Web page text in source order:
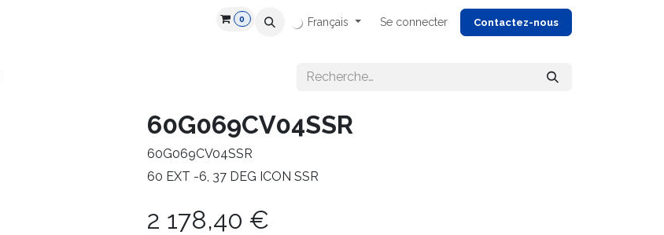
Ressources
0 Français Se connecter Contactez-nous
60G069CV04SSR
60G069CV04SSR
60 EXT -6, 37 DEG ICON SSR
2 178,40 €